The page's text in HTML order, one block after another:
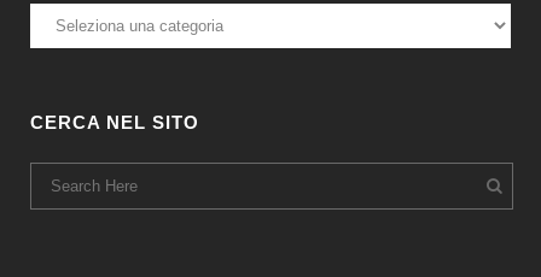
CERCA NEL SITO